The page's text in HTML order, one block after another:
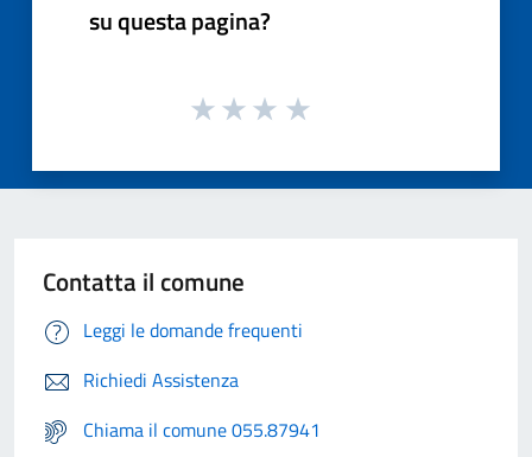
su questa pagina?
Contatta il comune
Leggi le domande frequenti
Richiedi Assistenza
Chiama il comune 055.87941